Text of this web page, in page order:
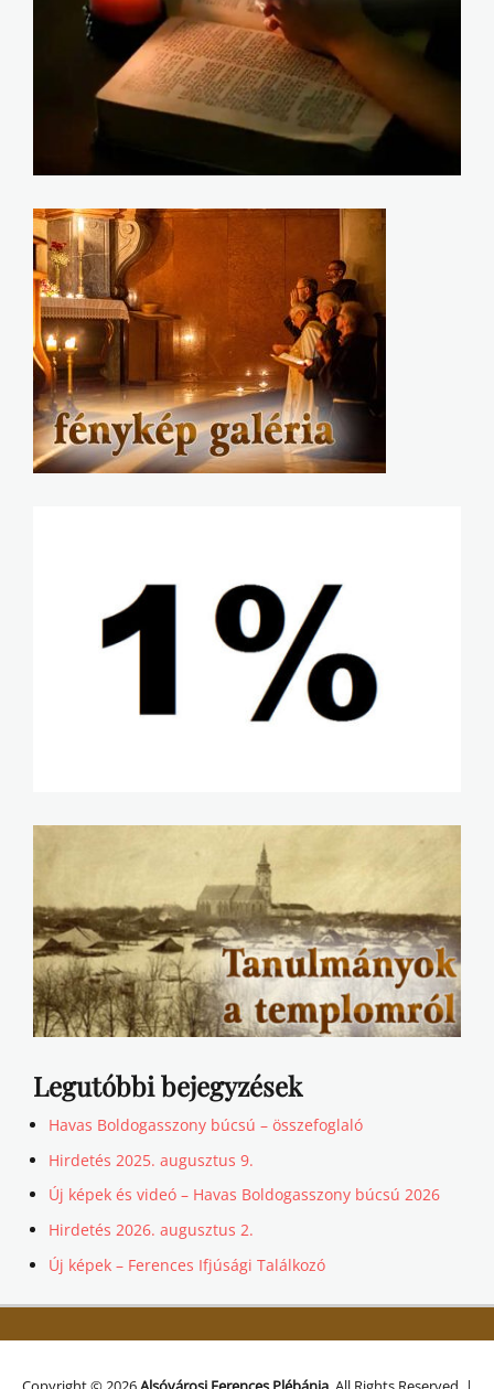
Legutóbbi bejegyzések
Havas Boldogasszony búcsú – összefoglaló
Hirdetés 2025. augusztus 9.
Új képek és videó – Havas Boldogasszony búcsú 2026
Hirdetés 2026. augusztus 2.
Új képek – Ferences Ifjúsági Találkozó